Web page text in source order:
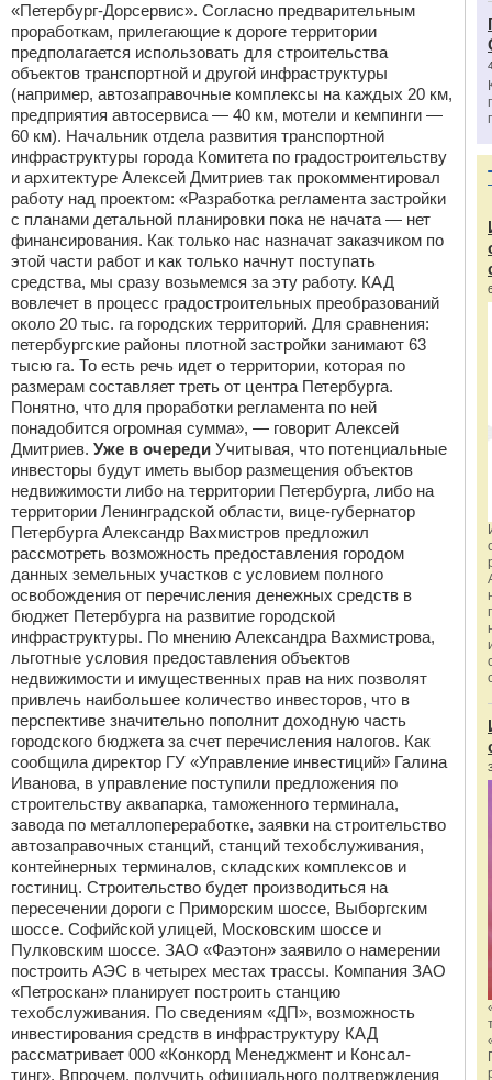
«Петербург-Дорсервис». Согласно предварительным
проработкам, прилегающие к дороге территории
предполагается использовать для строительства
объектов транспортной и другой инфраструктуры
(например, автозаправочные комплексы на каждых 20 км,
предприятия автосервиса — 40 км, мотели и кемпинги —
60 км). Начальник отдела развития транспортной
инфраструктуры города Комитета по градостроительству
и архитектуре Алексей Дмитриев так прокомментировал
работу над проектом: «Разработка регламента застройки
с планами детальной планировки пока не начата — нет
финансирования. Как только нас назначат заказчиком по
этой части работ и как только начнут поступать
средства, мы сразу возьмемся за эту работу. КАД
вовлечет в процесс градостроительных преобразований
около 20 тыс. га городских территорий. Для сравнения:
петербургские районы плотной застройки занимают 63
тысю га. То есть речь идет о территории, которая по
размерам составляет треть от центра Петербурга.
Понятно, что для проработки регламента по ней
понадобится огромная сумма», — говорит Алексей
Дмитриев. Уже в очереди Учитывая, что потенциальные
инвесторы будут иметь выбор размещения объектов
недвижимости либо на территории Петербурга, либо на
территории Ленинградской области, вице-губернатор
Петербурга Александр Вахмистров предложил
рассмотреть возможность предоставления городом
данных земельных участков с условием полного
освобождения от перечисления денежных средств в
бюджет Петербурга на развитие городской
инфраструктуры. По мнению Александра Вахмистрова,
льготные условия предоставления объектов
недвижимости и имущественных прав на них позволят
привлечь наибольшее количество инвесторов, что в
перспективе значительно пополнит доходную часть
городского бюджета за счет перечисления налогов. Как
сообщила директор ГУ «Управление инвестиций» Галина
Иванова, в управление поступили предложения по
строительству аквапарка, таможенного терминала,
завода по металлопереработке, заявки на строительство
автозаправочных станций, станций техобслуживания,
контейнерных терминалов, складских комплексов и
гостиниц. Строительство будет производиться на
пересечении дороги с Приморским шоссе, Выборгским
шоссе. Софийской улицей, Московским шоссе и
Пулковским шоссе. ЗАО «Фаэтон» заявило о намерении
построить АЭС в четырех местах трассы. Компания ЗАО
«Петроскан» планирует построить станцию
техобслуживания. По сведениям «ДП», возможность
инвестирования средств в инфраструктуру КАД
рассматривает 000 «Конкорд Менеджмент и Консал-
тинг». Впрочем, получить официального подтверждения